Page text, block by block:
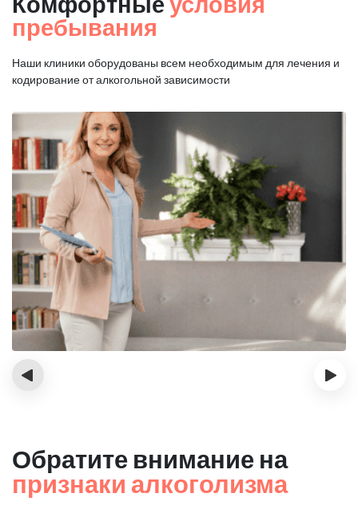
пребывания
Наши клиники оборудованы всем необходимым для лечения и
кодирование от алкогольной зависимости
‹ ›
Обратите внимание на
признаки алкоголизма